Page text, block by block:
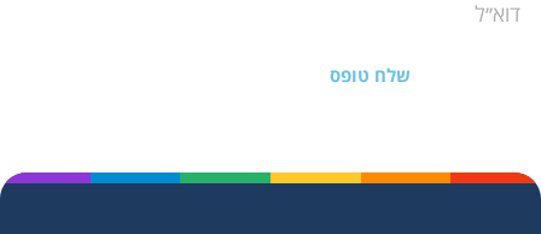
שלח טופס